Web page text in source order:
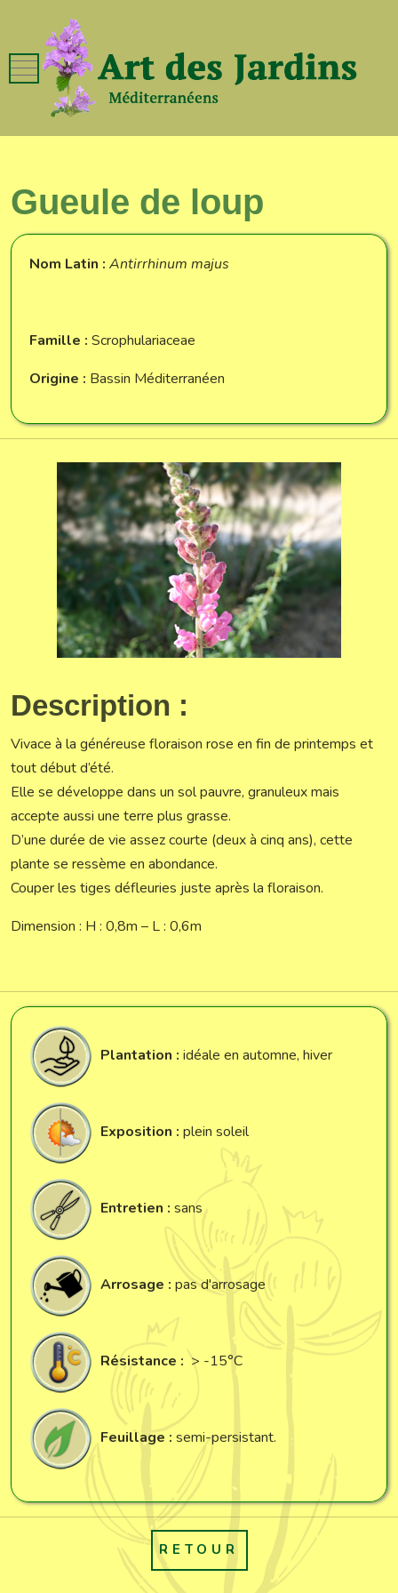
Mobile Menu Toggle
Gueule de loup
Nom Latin : Antirrhinum majus
Famille : Scrophulariaceae
Origine : Bassin Méditerranéen
Description :
Vivace à la généreuse floraison rose en fin de printemps et
tout début d’été.
Elle se développe dans un sol pauvre, granuleux mais
accepte aussi une terre plus grasse.
D’une durée de vie assez courte (deux à cinq ans), cette
plante se ressème en abondance.
Couper les tiges défleuries juste après la floraison.
Dimension : H : 0,8m – L : 0,6m
Plantation : idéale en automne, hiver
Exposition : plein soleil
Entretien : sans
Arrosage : pas d'arrosage
Résistance : > -15°C
Feuillage : semi-persistant.
RETOUR